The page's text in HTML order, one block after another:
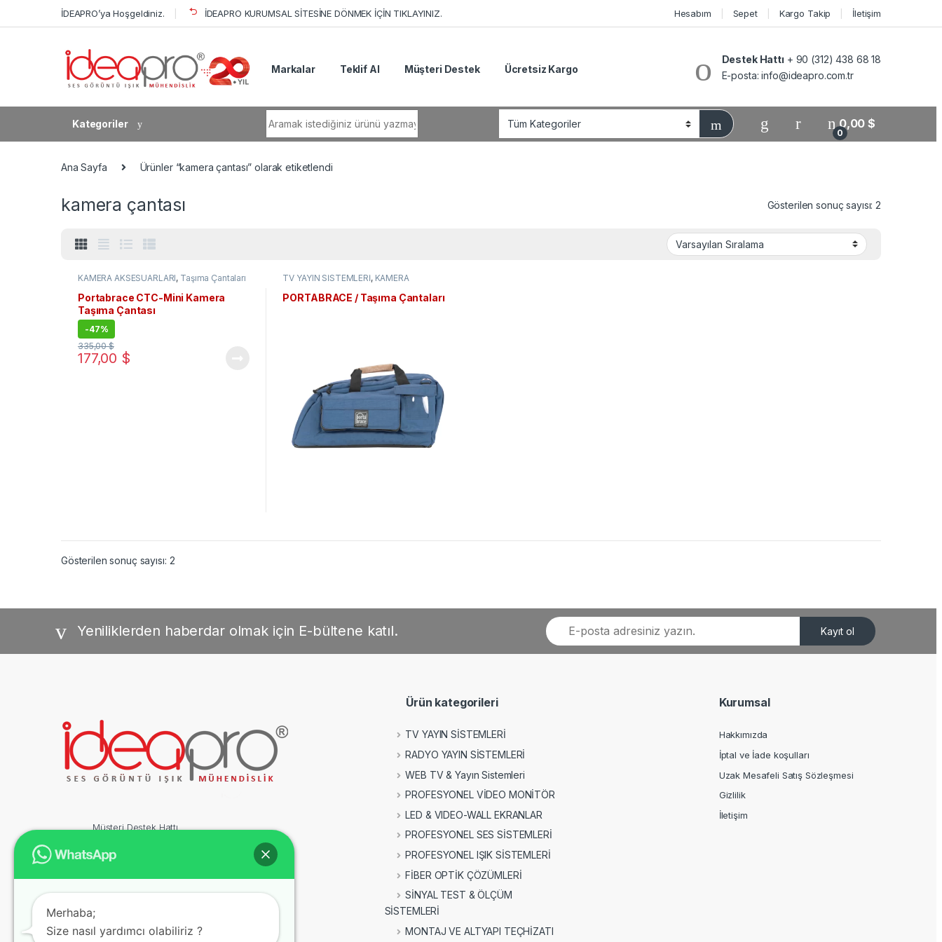
Skip to navigation
Skip to contentİDEAPRO’ya Hoşgeldiniz. İDEAPRO KURUMSAL SİTESİNE DÖNMEK İÇİN TIKLAYINIZ. Hesabım Sepet Kargo Takip İletişim
Markalar Teklif Al Müşteri Destek Ücretsiz Kargo
Destek Hattı + 90 (312) 438 68 18
E-posta:info@ideapro.com.tr
Kategoriler
0
0,00$
Ana Sayfa Ürünler “kamera çantası” olarak etiketlendi
kamera çantası Gösterilen sonuç sayısı: 2
KAMERA AKSESUARLARI, Taşıma Çantaları
Portabrace CTC-Mini Kamera
Taşıma Çantası
-47%
177,00 $
335,00$
TV YAYIN SİSTEMLERİ, KAMERA
Yeleği
PORTABRACE / Taşıma Çantaları
Gösterilen sonuç sayısı: 2
Yeniliklerden haberdar olmak için E-bültene katıl. Kayıt ol
Müşteri Destek Hattı
Piyade Sokak No:22/7 06550 Çankaya – ANKARA
Ürün kategorileri
TV YAYIN SİSTEMLERİ
RADYO YAYIN SİSTEMLERİ
WEB TV & Yayın Sistemleri
PROFESYONEL VİDEO MONİTÖR
LED & VIDEO-WALL EKRANLAR
PROFESYONEL SES SİSTEMLERİ
PROFESYONEL IŞIK SİSTEMLERİ
FİBER OPTİK ÇÖZÜMLERİ
SİNYAL TEST & ÖLÇÜM
SİSTEMLERİ
MONTAJ VE ALTYAPI TEÇHİZATI
Kurumsal
Hakkımızda
İptal ve İade koşulları
Uzak Mesafeli Satış Sözleşmesi
Gizlilik
İletişim
Merhaba;
Size nasıl yardımcı olabiliriz ?